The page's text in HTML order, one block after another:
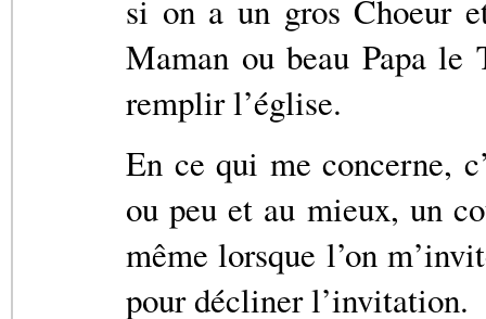
si on a un gros Choeur
Maman ou beau Papa le
remplir l’église.
En ce qui me concerne,
ou peu et au mieux, un
même lorsque l’on
pour décliner l’invitation.